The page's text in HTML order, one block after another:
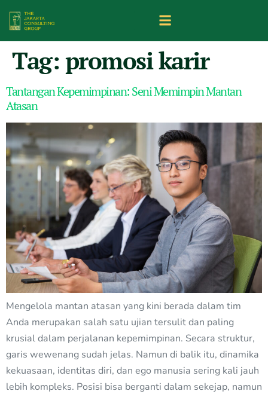
Tag: promosi karir
Tantangan Kepemimpinan: Seni Memimpin Mantan
Atasan
Mengelola mantan atasan yang kini berada dalam tim
Anda merupakan salah satu ujian tersulit dan paling
krusial dalam perjalanan kepemimpinan. Secara struktur,
garis wewenang sudah jelas. Namun di balik itu, dinamika
kekuasaan, identitas diri, dan ego manusia sering kali jauh
lebih kompleks. Posisi bisa berganti dalam sekejap, namun